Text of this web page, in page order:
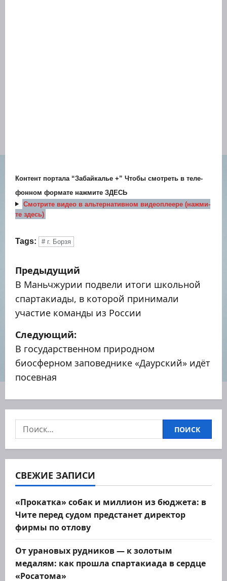
Кон­тент пор­та­ла “Забай­ка­лье +” Что­бы смот­реть в теле­
фон­ном фор­ма­те нажми­те ЗДЕСЬ
Смот­ри­те видео в аль­тер­на­тив­ном видео­пле­е­ре (нажми­
те здесь)
Tags: # г. Борзя
Н
а
в
и
г
а
и
я
п
о
з
а
п
и
Предыдущий
В Маньчжурии подвели итоги школьной
спартакиады, в которой принимали
участие команды из России
Следующий:
В государственном природном
биосферном заповеднике «Даурский» идёт
посевная
Найти:
СВЕЖИЕ ЗАПИСИ
«Прокатка» собак и миллион из бюджета: в
Чите перед судом предстанет директор
фирмы по отлову
От урановых рудников — к золотым
медалям: как прошла спартакиада в сердце
«Росатома»